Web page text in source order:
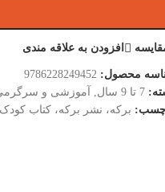
افزودن به علاقه مندی
محصول: 9786228249452
7 تا 9 سال ,
آموزشی و
برکه، نشر برکه، کتاب کودک